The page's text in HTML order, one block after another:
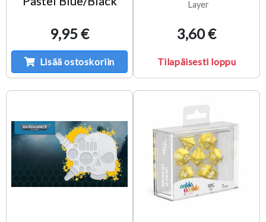
9,95 €
Lisää ostoskoriin
Layer
3,60 €
Tilapäisesti loppu